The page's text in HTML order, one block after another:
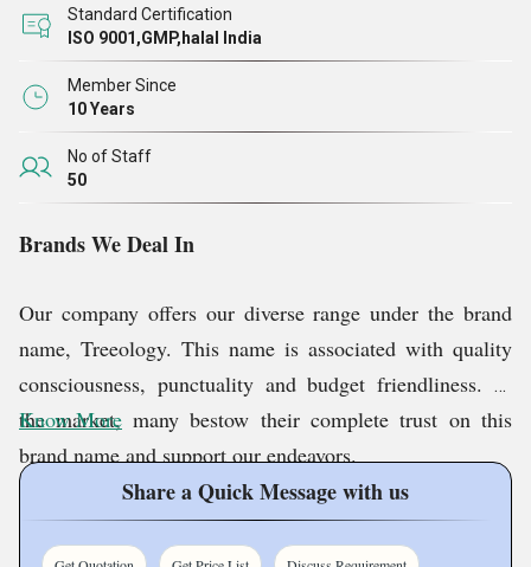
श्री विशाल सिद्धपुरा के नेतृत्व में, हमारा उद्यम फॉर्मूलेशन सस्पेंशन
सर्विसेज,कॉस्मेटिक्स प्रोडक्ट्स के लिए आरएनडी सर्विसेज आदि
की एक विश्वसनीय सूची प्रस्तुत करता है, प्रत्येक सेवा को समय-
समय पर सावधानी से निष्पादित किया जाता है।
Standard Certification
ISO 9001,GMP,halal India
Member Since
10 Years
No of Staff
50
Brands We Deal In
Our company offers our diverse range under the brand
name, Treeology. This name is associated with quality
consciousness, punctuality and budget friendliness. In
the market, many bestow their complete trust on this
brand name and support our endeavors.
Our Infrastructure
Know More
Share a Quick Message with us